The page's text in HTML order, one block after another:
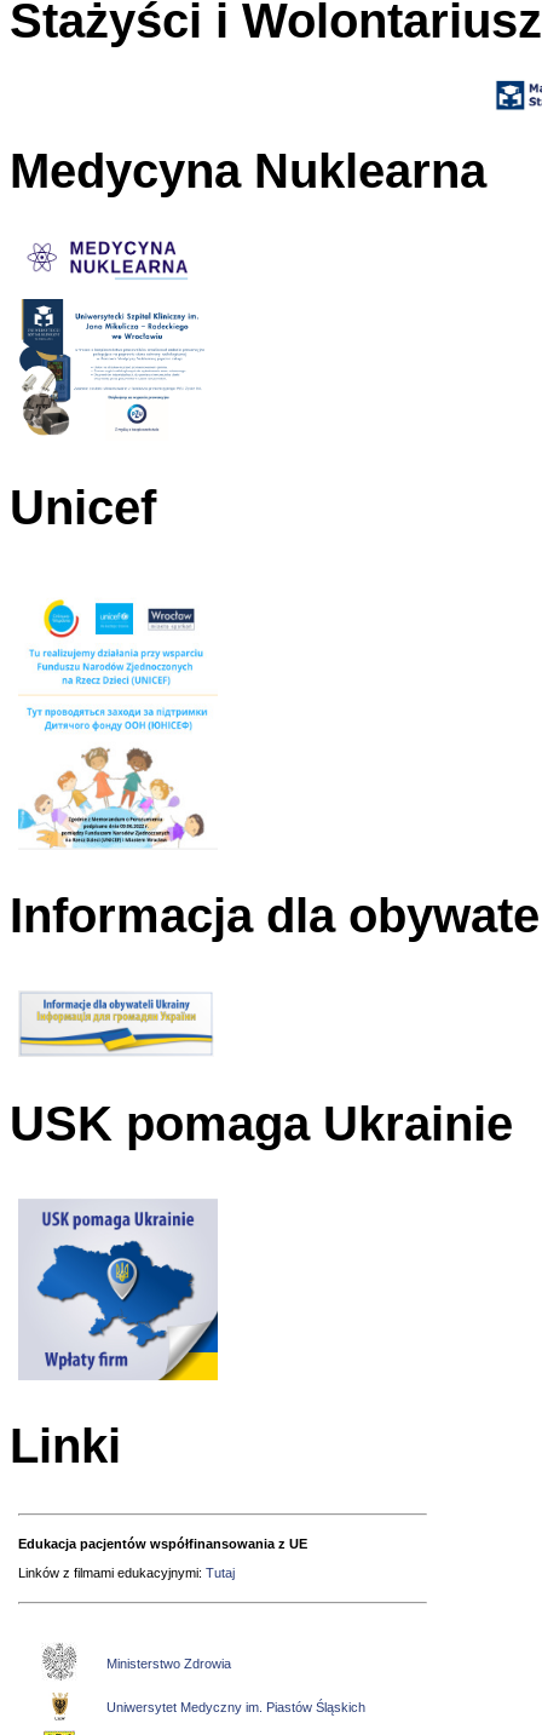
Stażyści i
Medycyna Nuklearna
Unicef
Informacja dla
USK pomaga Ukrainie
Linki
Edukacja pacjentów współfinansowania z UE
Linków z filmami edukacyjnymi: Tutaj
Ministerstwo Zdrowia
Uniwersytet Medyczny im. Piastów Śląskich